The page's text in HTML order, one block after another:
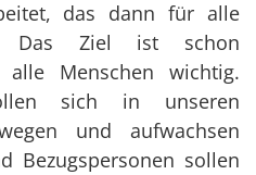
das dann für alle
Das Ziel ist schon
Menschen wichtig.
sich in unseren
und aufwachsen
Bezugspersonen sollen